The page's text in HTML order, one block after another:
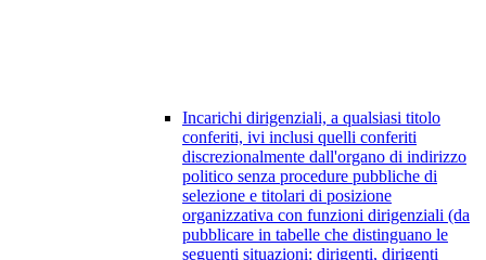
Incarichi dirigenziali, a qualsiasi titolo
conferiti, ivi inclusi quelli conferiti
discrezionalmente dall'organo di indirizzo
politico senza procedure pubbliche di
selezione e titolari di posizione
organizzativa con funzioni dirigenziali (da
pubblicare in tabelle che distinguano le
seguenti situazioni: dirigenti, dirigenti